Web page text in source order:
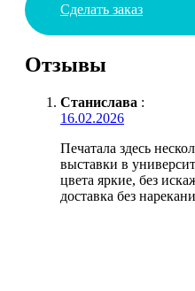
Сделать заказ
Отзывы
Станислава :
16.02.2026
Печатала здесь
выставки в
цвета яркие, без
доставка без